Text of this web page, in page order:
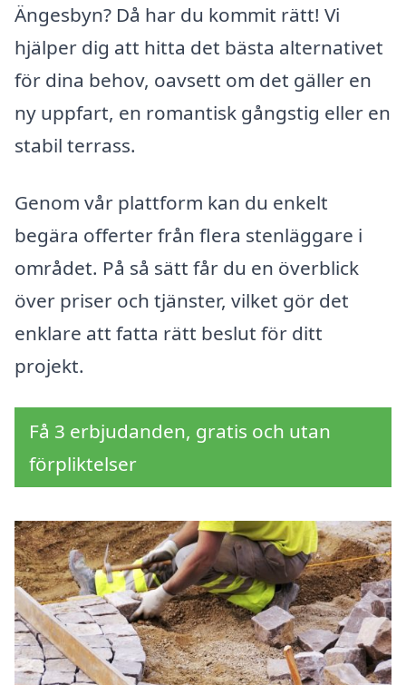
Ängesbyn? Då har du kommit rätt! Vi
hjälper dig att hitta det bästa alternativet
för dina behov, oavsett om det gäller en
ny uppfart, en romantisk gångstig eller en
stabil terrass.
Genom vår plattform kan du enkelt
begära offerter från flera stenläggare i
området. På så sätt får du en överblick
över priser och tjänster, vilket gör det
enklare att fatta rätt beslut för ditt
projekt.
Få 3 erbjudanden, gratis och utan
förpliktelser